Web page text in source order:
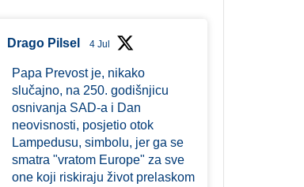
Drago Pilsel 4 Jul
Papa Prevost je, nikako
slučajno, na 250. godišnjicu
osnivanja SAD-a i Dan
neovisnosti, posjetio otok
Lampedusu, simbolu, jer ga se
smatra "vratom Europe" za sve
one koji riskiraju život prelaskom